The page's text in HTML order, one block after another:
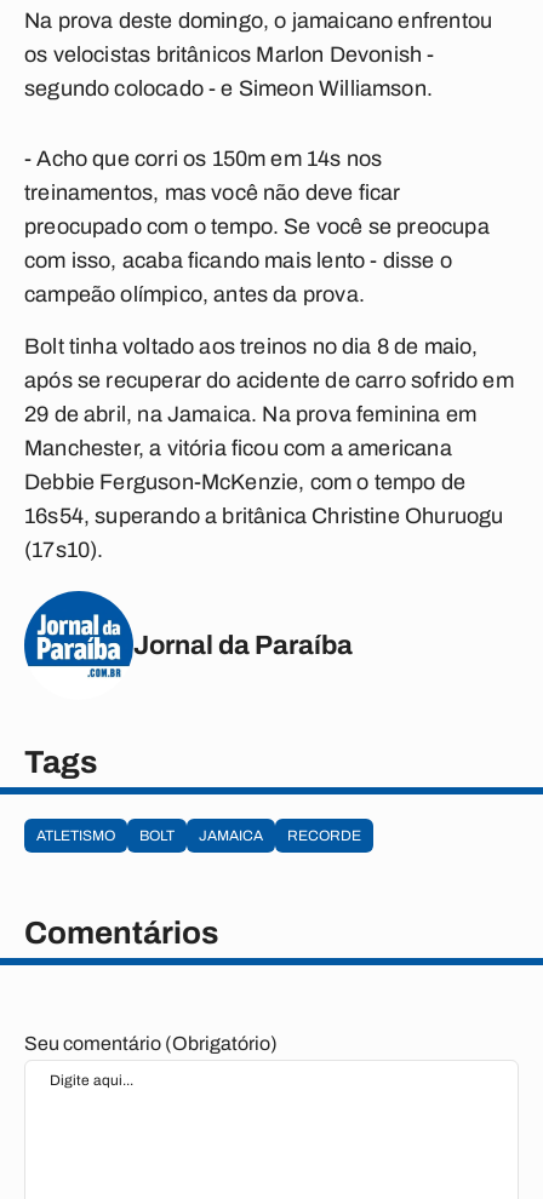
Na prova deste domingo, o jamaicano enfrentou
os velocistas britânicos Marlon Devonish -
segundo colocado - e Simeon Williamson.
- Acho que corri os 150m em 14s nos
treinamentos, mas você não deve ficar
preocupado com o tempo. Se você se preocupa
com isso, acaba ficando mais lento - disse o
campeão olímpico, antes da prova.
Bolt tinha voltado aos treinos no dia 8 de maio,
após se recuperar do acidente de carro sofrido em
29 de abril, na Jamaica. Na prova feminina em
Manchester, a vitória ficou com a americana
Debbie Ferguson-McKenzie, com o tempo de
16s54, superando a britânica Christine Ohuruogu
(17s10).
Jornal da Paraíba
Tags
ATLETISMO BOLT JAMAICA RECORDE
Comentários
Seu comentário (Obrigatório)